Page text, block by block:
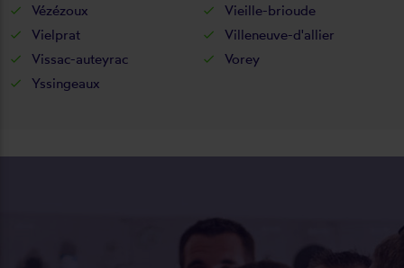
Vézézoux
Vieille-brioude
Vielprat
Villeneuve-d'allier
Vissac-auteyrac
Vorey
Yssingeaux